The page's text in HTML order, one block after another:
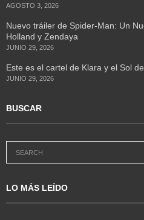
AGOSTO 3, 2026
Nuevo tráiler de Spider-Man: Un
Holland y Zendaya
JUNIO 29, 2026
Este es el cartel de Klara y el Sol
JUNIO 29, 2026
BUSCAR
LO MÁS LEÍDO